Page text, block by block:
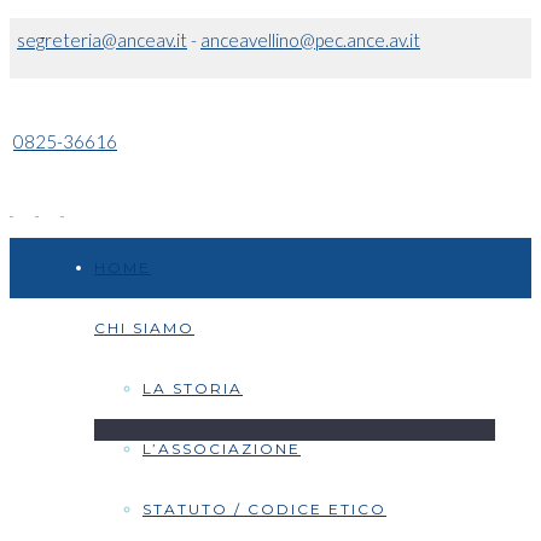
segreteria@anceav.it- anceavellino@pec.ance.av.it
0825-36616
CHI SIAMO
LA STORIA
L’ASSOCIAZIONE
STATUTO / CODICE ETICO